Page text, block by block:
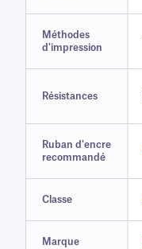
Méthodes
d'impression
Résistances
Ruban d'encre
recommandé
Classe
Marque